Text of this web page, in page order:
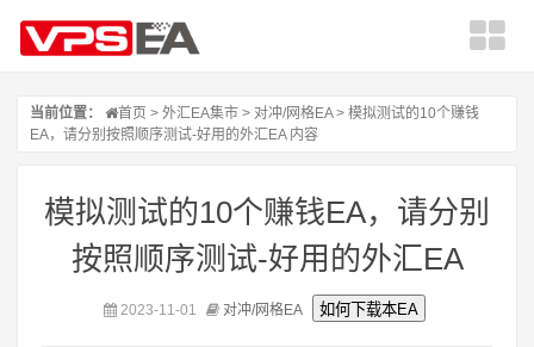
当前位置： 首页 > 外汇EA集市 > 对冲/网格EA> 模拟测试的10个赚钱
EA，请分别按照顺序测试-好用的外汇EA 内容
模拟测试的10个赚钱EA，请分别
按照顺序测试-好用的外汇EA
2023-11-01 对冲/网格EA